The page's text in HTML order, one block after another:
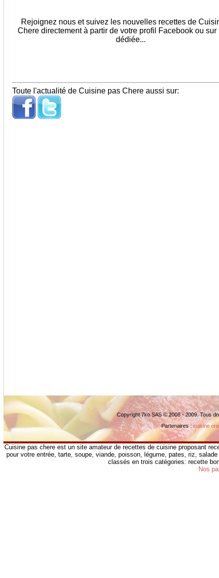
Rejoignez nous et suivez les nouvelles recettes de
Chere directement à partir de votre profil Facebook ou sur
dédiée...
Toute l'actualité de Cuisine pas Chere aussi sur:
Copyright 7ko SAS © 2008 - 2009. Tous
Partenaires :cuisine
Cuisine pas chere est un site amateur de recettes de cuisine proposant
pour votre entrée, tarte, soupe, viande, poisson, légume, pates, riz,
classés en trois catégories: recette
Nos